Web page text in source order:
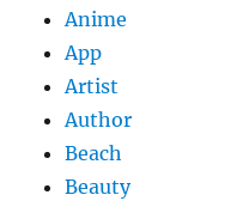
Anime
App
Artist
Author
Beach
Beauty